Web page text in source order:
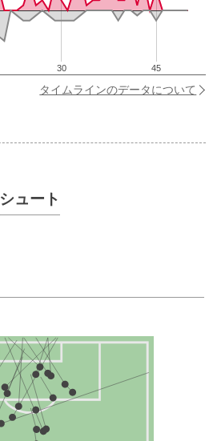
30 45
タイムラインのデータについて
シュート